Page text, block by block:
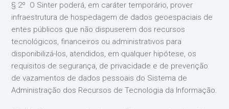
§ 2º O Sinter poderá, em caráter temporário, prover
infraestrutura de hospedagem de dados geoespaciais de
entes públicos que não dispuserem dos recursos
tecnológicos, financeiros ou administrativos para
disponibilizá-los, atendidos, em qualquer hipótese, os
requisitos de segurança, de privacidade e de prevenção
de vazamentos de dados pessoais do Sistema de
Administração dos Recursos de Tecnologia da Informação.